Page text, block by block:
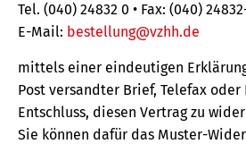
Tel. (040) 24832 0 • Fax: (040)
E-Mail: bestellung@vzhh.de
mittels einer eindeutigen
Post versandter Brief, Telefax
Entschluss, diesen Vertrag zu
Sie können dafür das Muster-